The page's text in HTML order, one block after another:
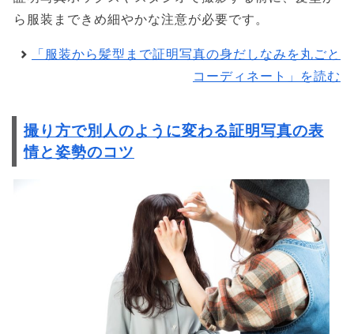
ら服装まできめ細やかな注意が必要です。
「服装から髪型まで証明写真の身だしなみを丸ごと
コーディネート」を読む
撮り方で別人のように変わる証明写真の表
情と姿勢のコツ